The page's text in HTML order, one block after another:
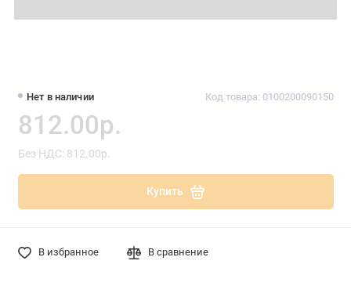
Нет в наличии Код товара: 0100200090150
812.00р.
Без НДС: 812.00р.
Купить
В избранное В сравнение